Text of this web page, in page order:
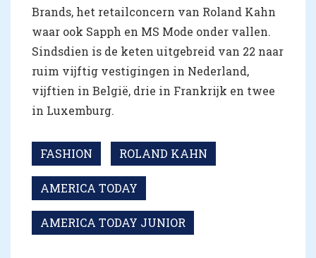
Brands, het retailconcern van Roland Kahn
waar ook Sapph en MS Mode onder vallen.
Sindsdien is de keten uitgebreid van 22 naar
ruim vijftig vestigingen in Nederland,
vijftien in België, drie in Frankrijk en twee
in Luxemburg.
FASHION ROLAND KAHN
AMERICA TODAY
AMERICA TODAY JUNIOR